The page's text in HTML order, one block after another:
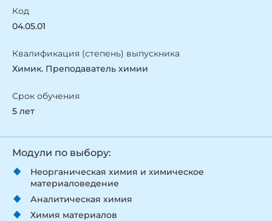
Код
04.05.01
Квалификация (степень) выпускника
Химик. Преподаватель химии
Срок обучения
5 лет
Модули по выбору:
Неорганическая химия и химическое
материаловедение
Аналитическая химия
Химия материалов